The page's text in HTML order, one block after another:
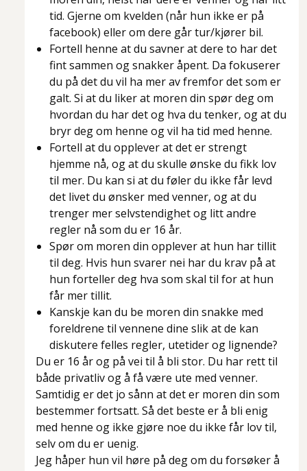
tid. Gjerne om kvelden (når hun ikke er på
facebook) eller om dere går tur/kjører bil.
Fortell henne at du savner at dere to har det
fint sammen og snakker åpent. Da fokuserer
du på det du vil ha mer av fremfor det som er
galt. Si at du liker at moren din spør deg om
hvordan du har det og hva du tenker, og at du
bryr deg om henne og vil ha tid med henne.
Fortell at du opplever at det er strengt
hjemme nå, og at du skulle ønske du fikk lov
til mer. Du kan si at du føler du ikke får levd
det livet du ønsker med venner, og at du
trenger mer selvstendighet og litt andre
regler nå som du er 16 år.
Spør om moren din opplever at hun har tillit
til deg. Hvis hun svarer nei har du krav på at
hun forteller deg hva som skal til for at hun
får mer tillit.
Kanskje kan du be moren din snakke med
foreldrene til vennene dine slik at de kan
diskutere felles regler, utetider og lignende?
Du er 16 år og på vei til å bli stor. Du har rett til
både privatliv og å få være ute med venner.
Samtidig er det jo sånn at det er moren din som
bestemmer fortsatt. Så det beste er å bli enig
med henne og ikke gjøre noe du ikke får lov til,
selv om du er uenig.
Jeg håper hun vil høre på deg om du forsøker å